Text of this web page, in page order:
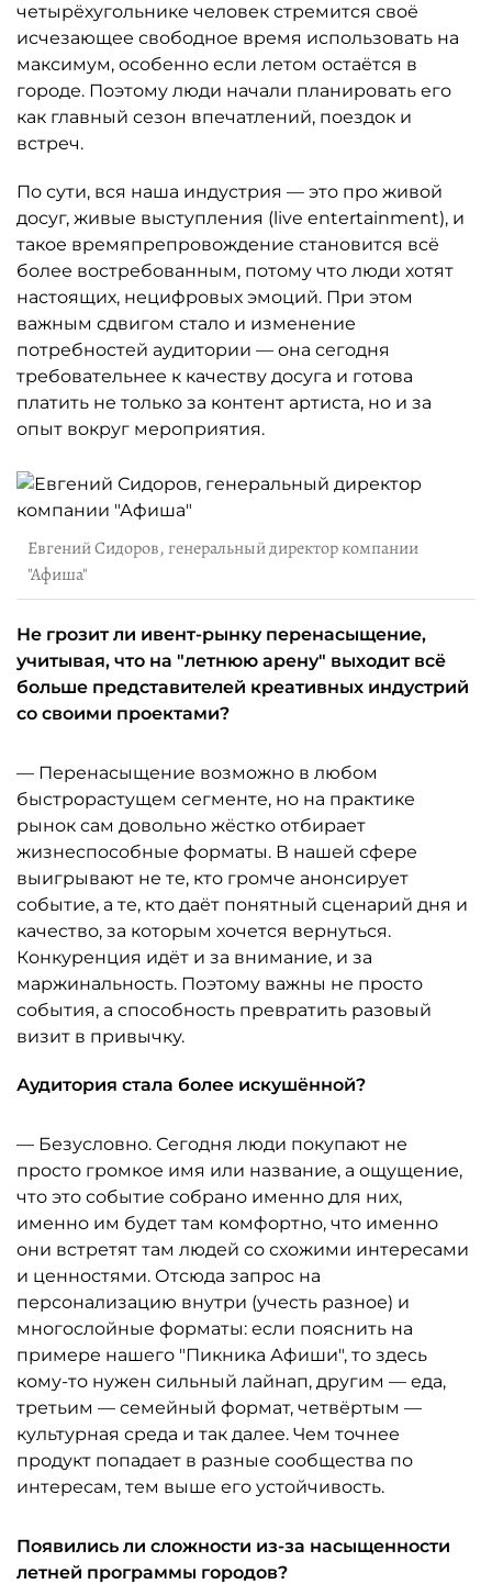
четырёхугольнике человек стремится своё
исчезающее свободное время использовать на
максимум, особенно если летом остаётся в
городе. Поэтому люди начали планировать его
как главный сезон впечатлений, поездок и
встреч.
По сути, вся наша индустрия — это про живой
досуг, живые выступления (live entertainment), и
такое времяпрепровождение становится всё
более востребованным, потому что люди хотят
настоящих, нецифровых эмоций. При этом
важным сдвигом стало и изменение
потребностей аудитории — она сегодня
требовательнее к качеству досуга и готова
платить не только за контент артиста, но и за
опыт вокруг мероприятия.
Евгений Сидоров, генеральный директор компании
"Афиша"
Не грозит ли ивент-рынку перенасыщение,
учитывая, что на "летнюю арену" выходит всё
больше представителей креативных индустрий
со своими проектами?
— Перенасыщение возможно в любом
быстрорастущем сегменте, но на практике
рынок сам довольно жёстко отбирает
жизнеспособные форматы. В нашей сфере
выигрывают не те, кто громче анонсирует
событие, а те, кто даёт понятный сценарий дня и
качество, за которым хочется вернуться.
Конкуренция идёт и за внимание, и за
маржинальность. Поэтому важны не просто
события, а способность превратить разовый
визит в привычку.
Аудитория стала более искушённой?
— Безусловно. Сегодня люди покупают не
просто громкое имя или название, а ощущение,
что это событие собрано именно для них,
именно им будет там комфортно, что именно
они встретят там людей со схожими интересами
и ценностями. Отсюда запрос на
персонализацию внутри (учесть разное) и
многослойные форматы: если пояснить на
примере нашего "Пикника Афиши", то здесь
кому-то нужен сильный лайнап, другим — еда,
третьим — семейный формат, четвёртым —
культурная среда и так далее. Чем точнее
продукт попадает в разные сообщества по
интересам, тем выше его устойчивость.
Появились ли сложности из-за насыщенности
летней программы городов?